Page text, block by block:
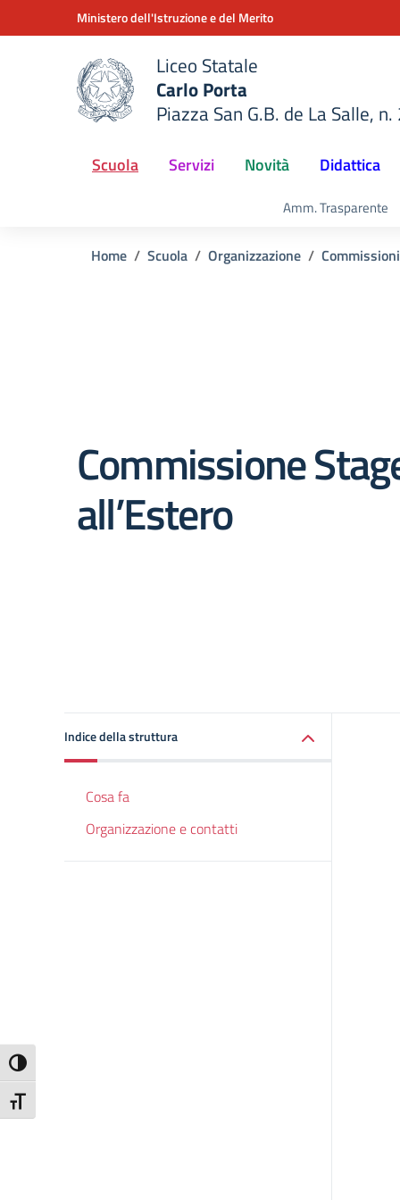
Attiva/disattiva alto contrasto
Attiva/disattiva dimensione testo
Vai ai contenuti
Vai al menu di navigazioneMinistero dell'Istruzione e del Merito
scuola
Liceo Statale
Carlo Porta
Piazza San G.B. de La Salle,
Scuola Servizi Novità Didattica
Amm. Trasparente
Home Scuola Organizzazione Commissioni
Commissione
all’Estero
Indice della struttura
Cosa fa
Organizzazione e contatti